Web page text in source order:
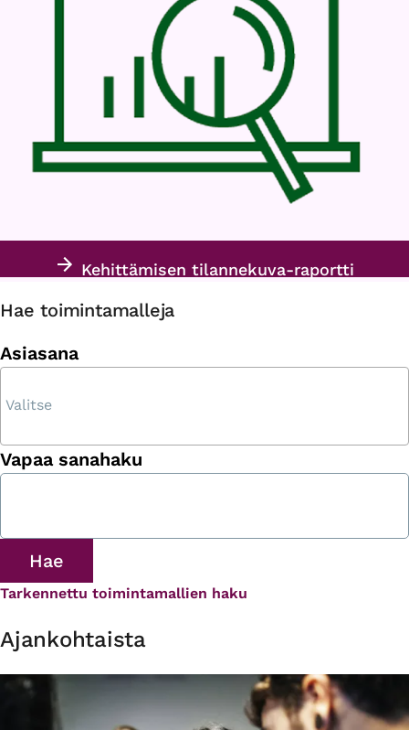
Kehittämisen tilannekuva-raportti
Hae toimintamalleja
Asiasana
Vapaa sanahaku
Tarkennettu toimintamallien haku
Ajankohtaista